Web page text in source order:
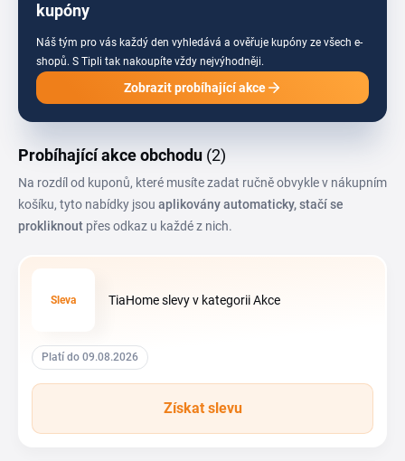
kupóny
Náš tým pro vás každý den vyhledává a ověřuje kupóny ze všech e-
shopů. S Tipli tak nakoupíte vždy nejvýhodněji.
Zobrazit probíhající akce
Probíhající akce obchodu (2)
Na rozdíl od kuponů, které musíte zadat ručně obvykle v nákupním
košíku, tyto nabídky jsou aplikovány automaticky, stačí se
prokliknout přes odkaz u každé z nich.
Sleva TiaHome slevy v kategorii Akce
Platí do 09.08.2026
Získat slevu